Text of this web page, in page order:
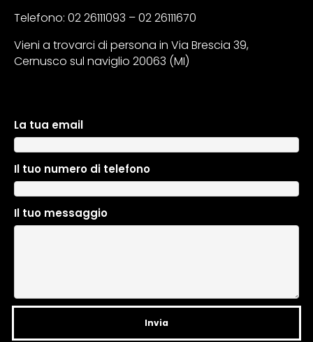
Telefono: 02 26111093 – 02 26111670
Vieni a trovarci di persona in Via Brescia 39,
Cernusco sul naviglio 20063 (MI)
La tua email
Il tuo numero di telefono
Il tuo messaggio
A
l
e
n
a
: